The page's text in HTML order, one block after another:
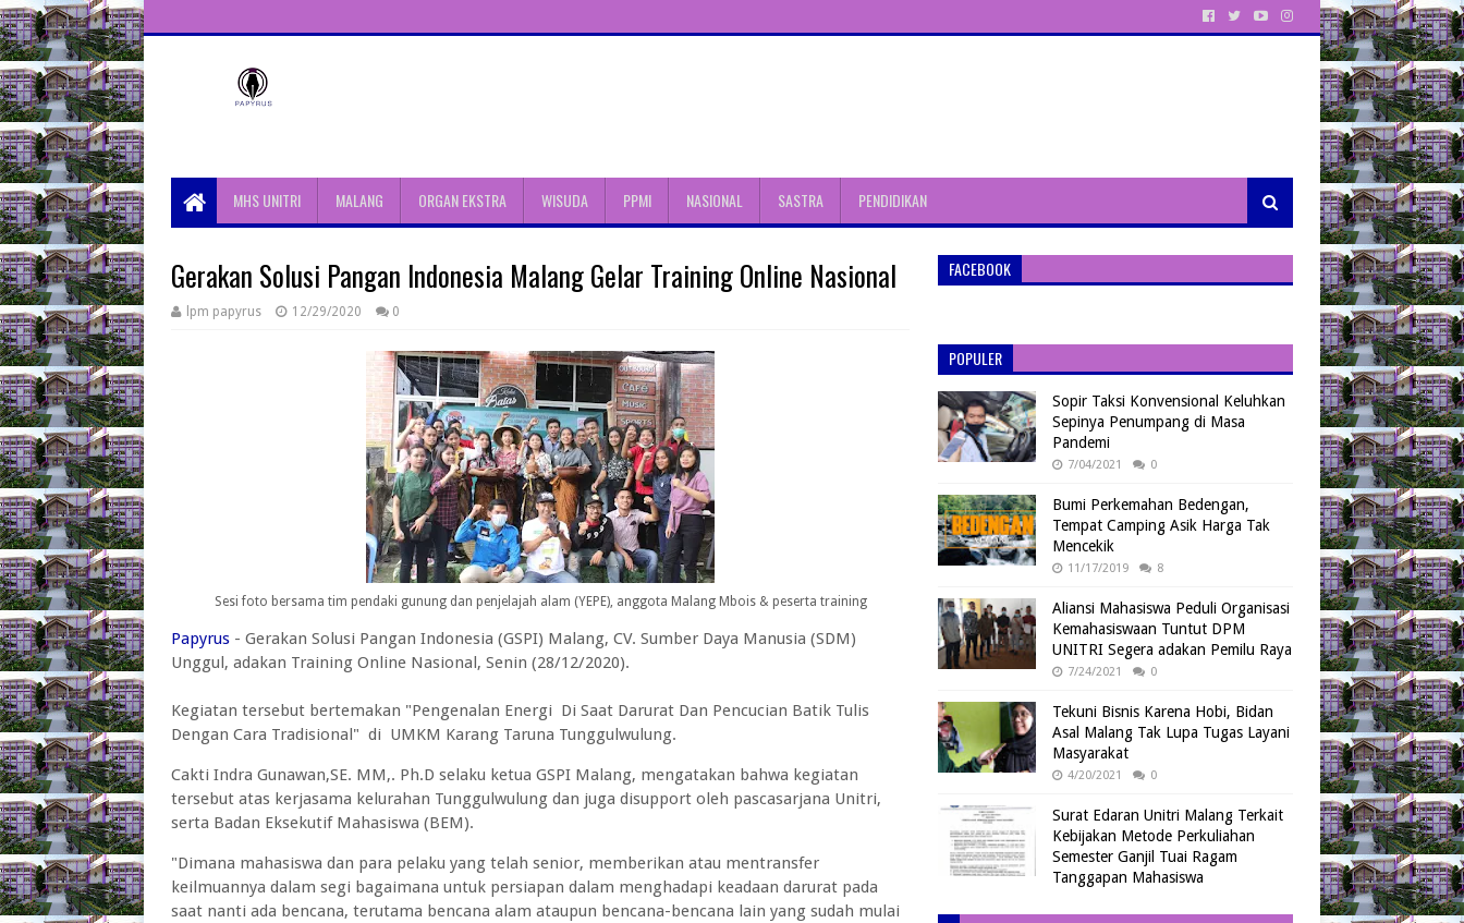
Unit Aktivitas Pers Mahasiswa
Papyrus UnitriMHS UNITRI MALANG ORGAN EKSTRA WISUDA PPMI NASIONAL SASTRA PENDIDIKAN
Gerakan Solusi Pangan Indonesia Malang Gelar Training Online Nasional
lpm papyrus 12/29/2020 0
Sesi foto bersama tim pendaki gunung dan penjelajah alam (YEPE), anggota Malang Mbois & peserta training
Papyrus - Gerakan Solusi Pangan Indonesia (GSPI) Malang, CV. Sumber Daya Manusia (SDM)
Unggul, adakan Training Online Nasional, Senin (28/12/2020).
Kegiatan tersebut bertemakan "Pengenalan Energi Di Saat Darurat Dan Pencucian Batik Tulis
Dengan Cara Tradisional" di UMKM Karang Taruna Tunggulwulung.
Cakti Indra Gunawan,SE. MM,. Ph.D selaku ketua GSPI Malang, mengatakan bahwa kegiatan
tersebut atas kerjasama kelurahan Tunggulwulung dan juga disupport oleh pascasarjana Unitri,
serta Badan Eksekutif Mahasiswa (BEM).
"Dimana mahasiswa dan para pelaku yang telah senior, memberikan atau mentransfer
keilmuannya dalam segi bagaimana untuk persiapan dalam menghadapi keadaan darurat pada
saat nanti ada bencana, terutama bencana alam ataupun bencana-bencana lain yang sudah mulai
FACEBOOK
POPULER
Sopir Taksi Konvensional Keluhkan
Sepinya Penumpang di Masa
Pandemi
7/04/2021 0
Bumi Perkemahan Bedengan,
Tempat Camping Asik Harga Tak
Mencekik
11/17/2019 8
Aliansi Mahasiswa Peduli Organisasi
Kemahasiswaan Tuntut DPM
UNITRI Segera adakan Pemilu Raya
7/24/2021 0
Tekuni Bisnis Karena Hobi, Bidan
Asal Malang Tak Lupa Tugas Layani
Masyarakat
4/20/2021 0
Surat Edaran Unitri Malang Terkait
Kebijakan Metode Perkuliahan
Semester Ganjil Tuai Ragam
Tanggapan Mahasiswa